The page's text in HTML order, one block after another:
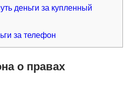
деньги за купленный
за телефон
о правах